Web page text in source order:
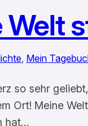
Welt
Mein
so sehr
Ort! Meine
hat…